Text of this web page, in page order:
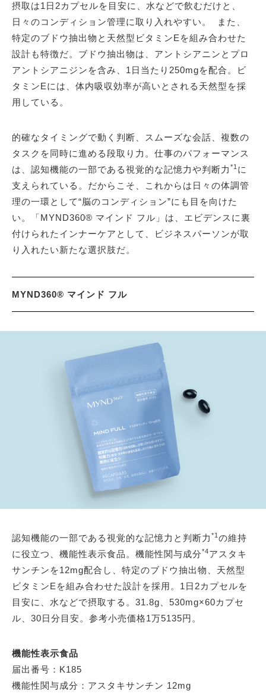
摂取は1日2カプセルを目安に、水などで飲むだけと、
日々のコンディション管理に取り入れやすい。 また、
特定のブドウ抽出物と天然型ビタミンEを組み合わせた
設計も特徴だ。ブドウ抽出物は、アントシアニンとプロ
アントシアニジンを含み、1日当たり250mgを配合。ビ
タミンEには、体内吸収効率が高いとされる天然型を採
用している。
的確なタイミングで動く判断、スムーズな会話、複数の
タスクを同時に進める段取り力。仕事のパフォーマンス
は、認知機能の一部である視覚的な記憶力や判断力 *1に
支えられている。だからこそ、これからは日々の体調管
理の一環として“脳のコンディション”にも目を向けた
い。「MYND360® マインド フル」は、エビデンスに裏
付けられたインナーケアとして、ビジネスパーソンが取
り入れたい新たな選択肢だ。
MYND360® マインド フル
認知機能の一部である視覚的な記憶力と判断力 *1 の維持
に役立つ、機能性表示食品。機能性関与成分*4アスタキ
サンチンを12mg配合し、特定のブドウ抽出物、天然型
ビタミンEを組み合わせた設計を採用。1日2カプセルを
目安に、水などで摂取する。31.8g、530mg×60カプセ
ル、30日分目安。参考小売価格1万5135円。
機能性表示食品
届出番号：K185
機能性関与成分：アスタキサンチン 12mg